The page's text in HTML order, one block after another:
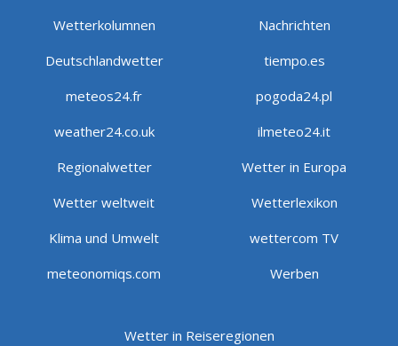
Wetterkolumnen
Nachrichten
Deutschlandwetter
tiempo.es
meteos24.fr
pogoda24.pl
weather24.co.uk
ilmeteo24.it
Regionalwetter
Wetter in Europa
Wetter weltweit
Wetterlexikon
Klima und Umwelt
wettercom TV
meteonomiqs.com
Werben
Wetter in Reiseregionen